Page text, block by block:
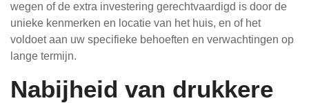
wegen of de extra investering gerechtvaardigd is door de
unieke kenmerken en locatie van het huis, en of het
voldoet aan uw specifieke behoeften en verwachtingen op
lange termijn.
Nabijheid van drukkere